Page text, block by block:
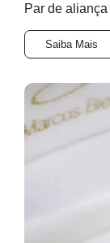
Par de
Saiba Mais